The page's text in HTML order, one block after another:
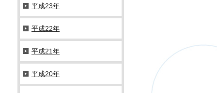
平成23年
平成22年
平成21年
平成20年